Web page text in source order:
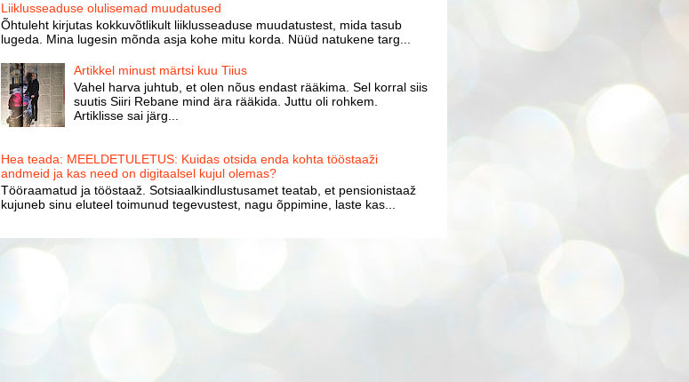
Liiklusseaduse olulisemad muudatused
Õhtuleht kirjutas kokkuvõtlikult liiklusseaduse muudatustest, mida tasub
lugeda. Mina lugesin mõnda asja kohe mitu korda. Nüüd natukene targ...
Artikkel minust märtsi kuu Tiius
Vahel harva juhtub, et olen nõus endast rääkima. Sel korral siis
suutis Siiri Rebane mind ära rääkida. Juttu oli rohkem.
Artiklisse sai järg...
Hea teada: MEELDETULETUS: Kuidas otsida enda kohta tööstaaži
andmeid ja kas need on digitaalsel kujul olemas?
Tööraamatud ja tööstaaž. Sotsiaalkindlustusamet teatab, et pensionistaaž
kujuneb sinu eluteel toimunud tegevustest, nagu õppimine, laste kas...